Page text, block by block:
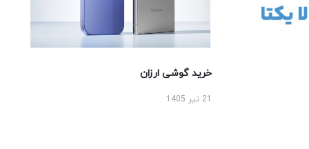
خرید گوشی ارزان